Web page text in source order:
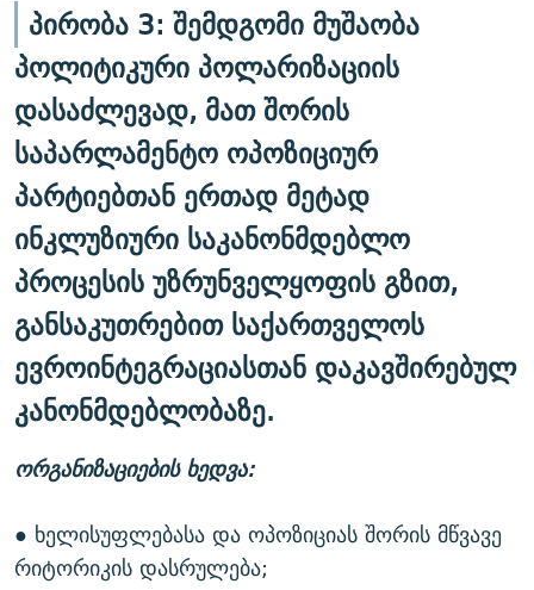
პირობა 3: შემდგომი მუშაობა
პოლიტიკური პოლარიზაციის
დასაძლევად, მათ შორის
საპარლამენტო ოპოზიციურ
პარტიებთან ერთად მეტად
ინკლუზიური საკანონმდებლო
პროცესის უზრუნველყოფის გზით,
განსაკუთრებით საქართველოს
ევროინტეგრაციასთან დაკავშირებულ
კანონმდებლობაზე.
ორგანიზაციების ხედვა:
● ხელისუფლებასა და ოპოზიციას შორის მწვავე
რიტორიკის დასრულება;